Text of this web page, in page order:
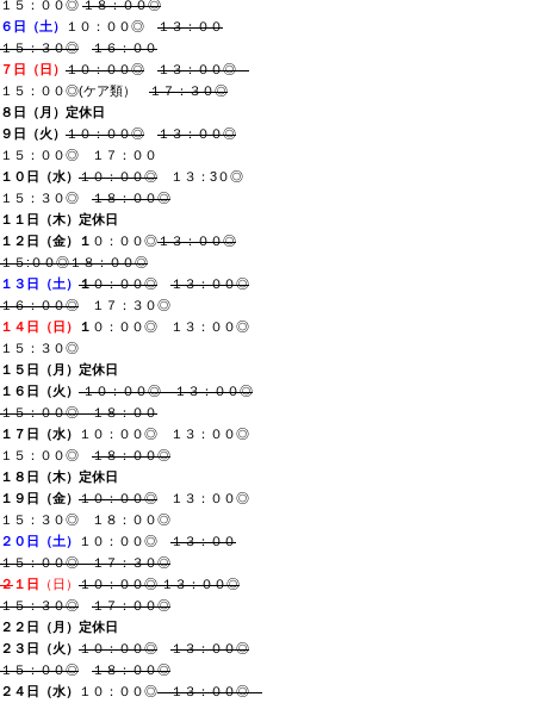
１５：００◎ １８：００◎
６日（土） １ ０：００◎ １３：００
１５：３０◎
１６：００
７日（日） １０：００◎
１３：００◎
１５：００◎(ケア類）
１７：３０◎
８日（月 ） 定休日
９日（火） １０：００◎
１３：００◎
１５：００◎ １７：００
１０日（水） １０：００◎
１３：3０◎
１５：３０◎ １８：００◎
１１日（木） 定休日
１２日（金）
１ ０：００◎１３：００◎
１５:００◎１８：００◎
１３日（土） １０：００◎
１３：００◎
１６：００◎ １７：３０◎
１４日（日）
１ ０：００◎ １３：００◎
１５：３０◎
１５日（月 ） 定休日
１６日（火）
１０：００◎ １３：００◎
１５：００◎ １８：００
１７日（水） １０：００◎
１３：００◎
１５：００◎ １８：００◎
１８日（木） 定休日
１９日（金） １０：００◎ １３：００◎
１５：３０◎ １８：００◎
２０日（土）
１０：００◎
１３：００
１５：００◎ １７：３０◎
２ １日 （日） １０：００◎ １３：００◎
１５：３０◎
１７：００◎
２２日（月 ） 定休日
２３日（火） １０：００◎
１３：００◎
１５：００◎
１８：００◎
２４日（水）
１０：００◎１３：００◎